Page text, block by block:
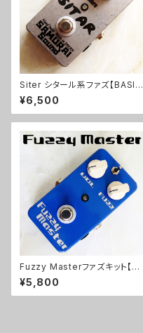
Siter シタール系ファズ【BASIC
KIT】
¥6,500
Fuzzy Masterファズキット【BA
SIC KIT】
¥5,800